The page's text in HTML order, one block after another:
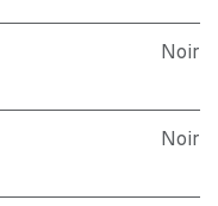
Noir
Noir